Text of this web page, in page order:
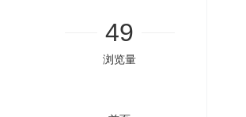
49
浏览量